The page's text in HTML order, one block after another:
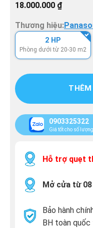
18.000.000 ₫
Thương hiệu:
2 HP
Phòng dưới từ 20-30 m2
THÊM
0903325322
Giá tốt cho số lượng
Hỗ trợ quẹt
Mở cửa từ 08
Bảo hành
BH toàn quốc